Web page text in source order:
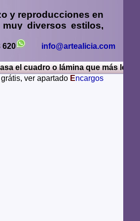
y reproducciones en
muy diversos estilos,
envío de fotos
Islas Baleares, Barcelona,
Tenerife, Segovia, Sevilla,
620 info@artealicia.com
o lámina que más le guste,
ver apartado Encargos